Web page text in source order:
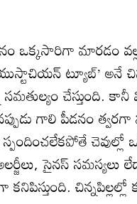
మారడం వల్ల
ట్యూబ్’ అనే
చేస్తుంది.
గాలి పీడనం
చెవుల్లో
సైనస్ సమస్యలు
కనిపిస్తుంది.